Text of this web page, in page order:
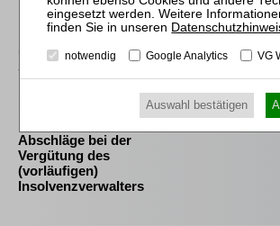
Frind (Hrsg.)
Best Practice Insolvenz-
Sanierungsverwaltung
Abschläge bei der
Vergütung des
(vorläufigen)
Insolvenzverwalters
notwendig Google Analytics VG
Auswahl bestätigen